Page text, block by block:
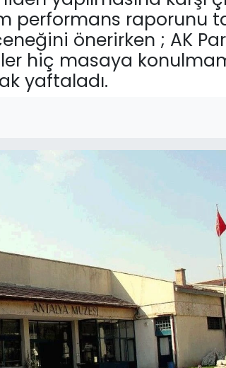
performans raporunu
önerirken ; AK
hiç masaya
yaftaladı.